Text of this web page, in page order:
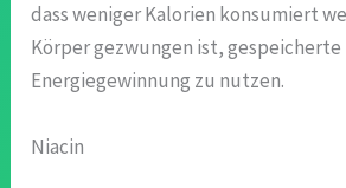
dass weniger Kalorien konsumiert
Körper gezwungen ist,
Energiegewinnung zu nutzen.
Niacin